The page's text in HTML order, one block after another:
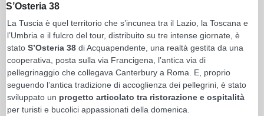
S’Osteria 38
La Tuscia è quel territorio che s’incunea tra il Lazio, la Toscana e
l’Umbria e il fulcro del tour, distribuito su tre intense giornate, è
stato S’Osteria 38 di Acquapendente, una realtà gestita da una
cooperativa, posta sulla via Francigena, l’antica via di
pellegrinaggio che collegava Canterbury a Roma. E, proprio
seguendo l’antica tradizione di accoglienza dei pellegrini, è stato
sviluppato un progetto articolato tra ristorazione e ospitalità
per turisti e bucolici appassionati della domenica.